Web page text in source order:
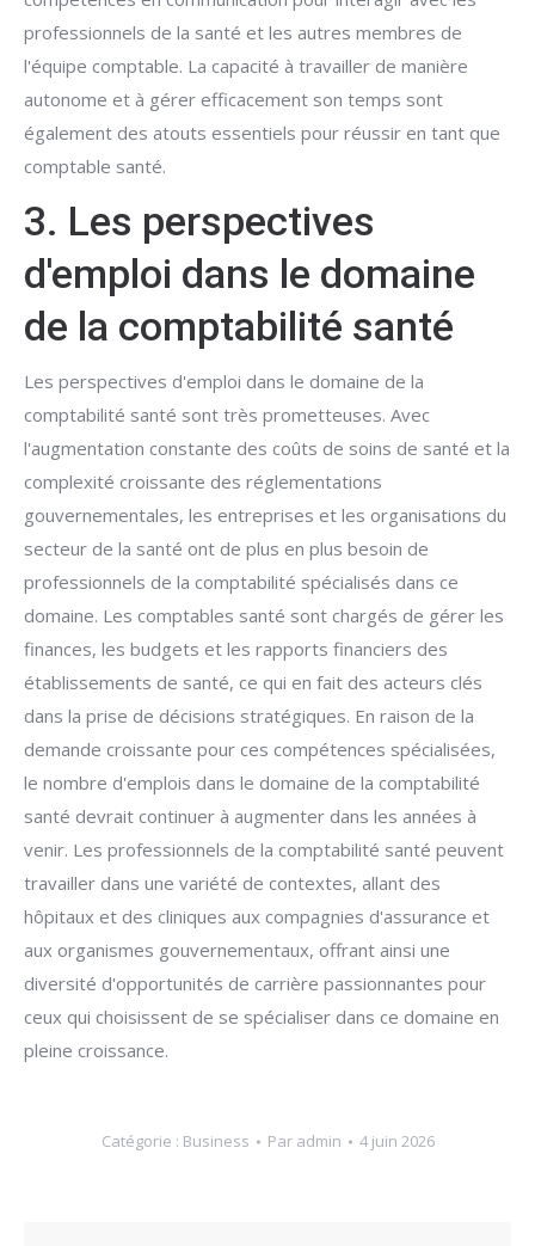
professionnels de la santé et les autres membres de
l'équipe comptable. La capacité à travailler de manière
autonome et à gérer efficacement son temps sont
également des atouts essentiels pour réussir en tant que
comptable santé.
3. Les perspectives
d'emploi dans le domaine
de la comptabilité santé
Les perspectives d'emploi dans le domaine de la
comptabilité santé sont très prometteuses. Avec
l'augmentation constante des coûts de soins de santé et la
complexité croissante des réglementations
gouvernementales, les entreprises et les organisations du
secteur de la santé ont de plus en plus besoin de
professionnels de la comptabilité spécialisés dans ce
domaine. Les comptables santé sont chargés de gérer les
finances, les budgets et les rapports financiers des
établissements de santé, ce qui en fait des acteurs clés
dans la prise de décisions stratégiques. En raison de la
demande croissante pour ces compétences spécialisées,
le nombre d'emplois dans le domaine de la comptabilité
santé devrait continuer à augmenter dans les années à
venir. Les professionnels de la comptabilité santé peuvent
travailler dans une variété de contextes, allant des
hôpitaux et des cliniques aux compagnies d'assurance et
aux organismes gouvernementaux, offrant ainsi une
diversité d'opportunités de carrière passionnantes pour
ceux qui choisissent de se spécialiser dans ce domaine en
pleine croissance.
Catégorie : Business Par admin 4 juin 2026